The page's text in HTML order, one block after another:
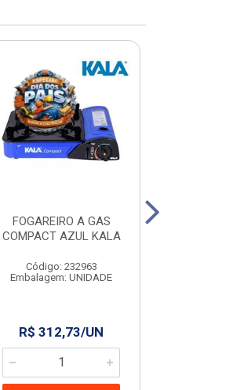
FOGAREIRO A GAS
COMPACT AZUL KALA
Código: 232963
Embalagem: UNIDADE
R$ 312,73/UN